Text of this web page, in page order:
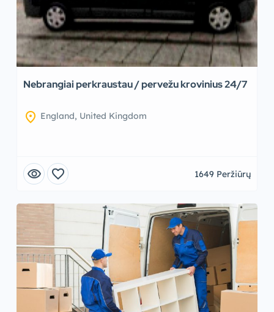
Nebrangiai perkraustau / pervežu krovinius 24/7
location_on England, United Kingdom
visibility favorite 1649 Peržiūrų